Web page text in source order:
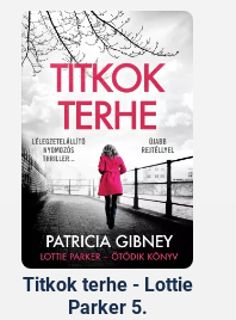
Titkok terhe - Lottie
Parker 5.